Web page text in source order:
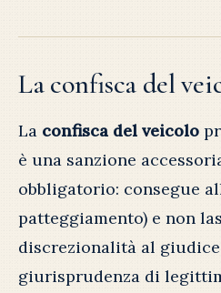
La confisca del
La confisca del veicolo
è una sanzione
obbligatorio: consegue
patteggiamento) e non
discrezionalità al
giurisprudenza di